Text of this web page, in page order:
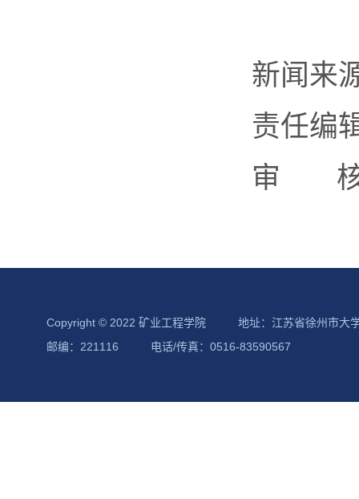
新闻来
责任编
审 核
Copyright © 2022 矿业工程学院
地址：江苏省徐州市大
邮编：221116
电话/传真：0516-83590567